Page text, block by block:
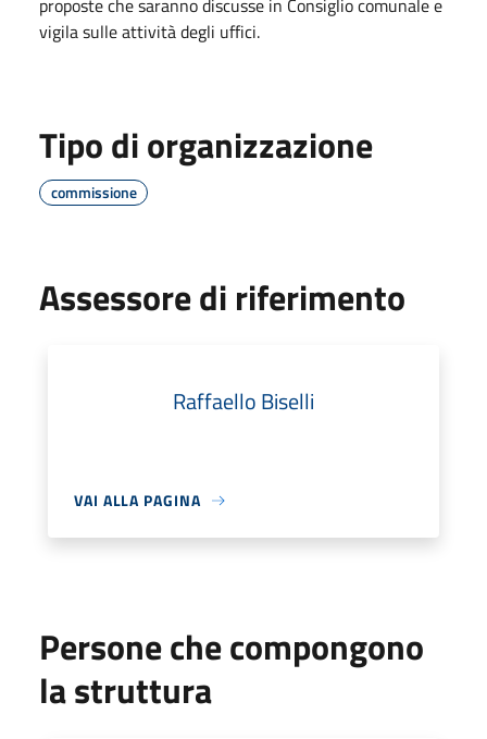
proposte che saranno discusse in Consiglio comunale e
vigila sulle attività degli uffici.
Tipo di organizzazione
commissione
Assessore di riferimento
Raffaello Biselli
VAI ALLA PAGINA
Persone che compongono
la struttura